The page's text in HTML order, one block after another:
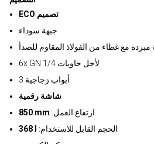
ECO تصميم
جبهة سوداء
مع غطاء من الفولاذ المقاوم للصدأ
6x GN 1/4 لأجل حاويات
3 أبواب زجاجية
شاشة رقمية
850 mm :ارتفاع العمل
368 l
:الحجم القابل للاستخدام